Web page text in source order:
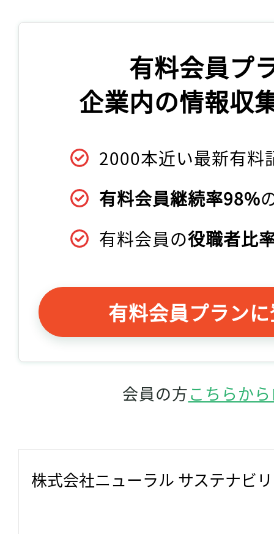
有料会員プ
企業内の情報収
2000本近い最新有料
有料会員継続率98%
有料会員の役職者比
有料会員プラン
会員の方こちらか
株式会社ニューラル サステナビ